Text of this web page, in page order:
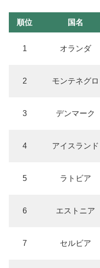
順位 国名
1 オランダ
2 モンテネグロ
3 デンマーク
4 アイスランド
5 ラトビア
6 エストニア
7 セルビア